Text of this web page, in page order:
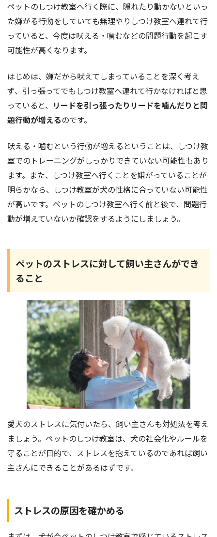
ペットのしつけ教室へ行く際に、隠れたり動かないといっ
た嫌がる行動をしていても無理やりしつけ教室へ連れて行
っていると、今度は吠える・噛むなどの問題行動を起こす
可能性が高くなります。
はじめは、嫌だから吠えてしまっていることを深く考え
ず、引っ張ってでもしつけ教室へ連れて行かなければと思
っていると、 リードを引っ張ったりリードを噛んだりと問
題行動が増えるのです。
吠える・噛むという行動が増えるということは、しつけ教
室でのトレーニングがしっかりできていない可能性もあり
ます。また、しつけ教室へ行くことを嫌がっていることが
明らかなら、しつけ教室が犬の性格に合っていない可能性
が高いです。ペットのしつけ教室へ行く前と後で、問題行
動が増えていないか確認をするようにしましょう。
ペットのストレスに対して飼い主さんができ
ること
愛犬のストレスに気付いたら、飼い主さんも対処法を考え
ましょう。ペットのしつけ教室は、犬の社会化やルールを
守ることが目的で、ストレスを抱えているのであれば飼い
主さんにできることがあるはずです。
ストレスの原因を確かめる